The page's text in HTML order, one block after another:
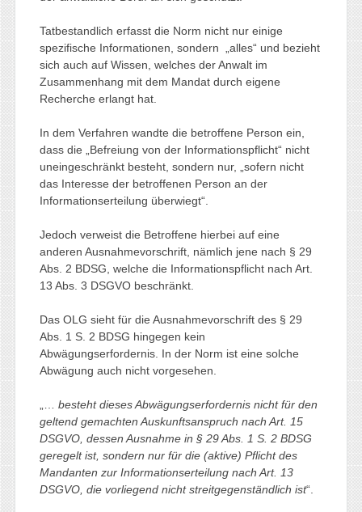
Tatbestandlich erfasst die Norm nicht nur einige
spezifische Informationen, sondern „alles“ und bezieht
sich auch auf Wissen, welches der Anwalt im
Zusammenhang mit dem Mandat durch eigene
Recherche erlangt hat.
In dem Verfahren wandte die betroffene Person ein,
dass die „Befreiung von der Informationspflicht“ nicht
uneingeschränkt besteht, sondern nur, „sofern nicht
das Interesse der betroffenen Person an der
Informationserteilung überwiegt“.
Jedoch verweist die Betroffene hierbei auf eine
anderen Ausnahmevorschrift, nämlich jene nach § 29
Abs. 2 BDSG, welche die Informationspflicht nach Art.
13 Abs. 3 DSGVO beschränkt.
Das OLG sieht für die Ausnahmevorschrift des § 29
Abs. 1 S. 2 BDSG hingegen kein
Abwägungserfordernis. In der Norm ist eine solche
Abwägung auch nicht vorgesehen.
besteht dieses Abwägungserfordernis nicht für den
geltend gemachten Auskunftsanspruch nach Art. 15
DSGVO, dessen Ausnahme in § 29 Abs. 1 S. 2 BDSG
geregelt ist, sondern nur für die (aktive) Pflicht des
Mandanten zur Informationserteilung nach Art. 13
DSGVO, die vorliegend nicht streitgegenständlich ist“.